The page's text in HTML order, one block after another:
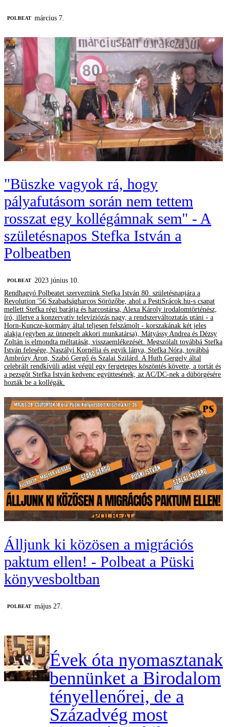
‎POLBEAT március 7.
"Büszke vagyok rá, hogy
pályafutásom során nem tettem
rosszat egy kollégámnak sem" - A
születésnapos Stefka István a
Polbeatben
‎POLBEAT 2023 június 10.
Rendhagyó Polbeatet szerveztünk Stefka István 80. születésnapjára a
Revolution '56 Szabadságharcos Sörözőbe, ahol a PestiSrácok.hu-s csapat
mellett Stefka régi barátja és harcostársa, Alexa Károly irodalomtörténész,
író, illetve a konzervatív televíziózás nagy, a rendszerváltoztatás utáni - a
Horn-Kuncze-kormány által teljesen felszámolt - korszakának két jeles
alakja (egyben az ünnepelt akkori munkatársa), Mátyássy Andrea és Dézsy
Zoltán is elmondta méltatását, visszaemlékezését. Megszólalt továbbá Stefka
István felesége, Naszályi Kornélia és egyik lánya, Stefka Nóra, továbbá
Ambrózy Áron, Szabó Gergő és Szalai Szilárd. A Huth Gergely által
celebrált rendkívüli adást végül egy fergeteges köszöntés követte, a tortát és
a pezsgőt Stefka István kedvenc együttesének, az AC/DC-nek a dübörgésére
hozták be a kollégák.
Álljunk ki közösen a migrációs
paktum ellen! - Polbeat a Püski
könyvesboltban
‎POLBEAT május 27.
Évek óta nyomasztanak
bennünket a Birodalom
tényellenőrei, de a
Századvég most